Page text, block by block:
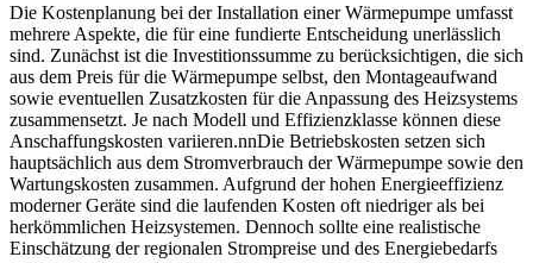
Die Kostenplanung bei der Installation einer Wärmepumpe umfasst
mehrere Aspekte, die für eine fundierte Entscheidung unerlässlich
sind. Zunächst ist die Investitionssumme zu berücksichtigen, die sich
aus dem Preis für die Wärmepumpe selbst, den Montageaufwand
sowie eventuellen Zusatzkosten für die Anpassung des Heizsystems
zusammensetzt. Je nach Modell und Effizienzklasse können diese
Anschaffungskosten variieren.nnDie Betriebskosten setzen sich
hauptsächlich aus dem Stromverbrauch der Wärmepumpe sowie den
Wartungskosten zusammen. Aufgrund der hohen Energieeffizienz
moderner Geräte sind die laufenden Kosten oft niedriger als bei
herkömmlichen Heizsystemen. Dennoch sollte eine realistische
Einschätzung der regionalen Strompreise und des Energiebedarfs